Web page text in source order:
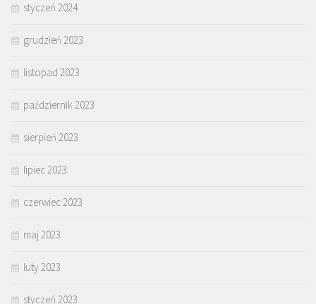
styczeń 2024
grudzień 2023
listopad 2023
październik 2023
sierpień 2023
lipiec 2023
czerwiec 2023
maj 2023
luty 2023
styczeń 2023